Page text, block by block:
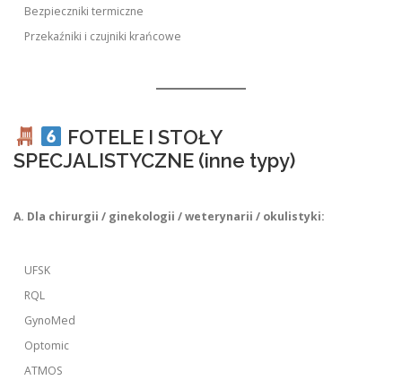
Bezpieczniki termiczne
Przekaźniki i czujniki krańcowe
FOTELE I STOŁY
SPECJALISTYCZNE (inne typy)
A. Dla chirurgii / ginekologii / weterynarii / okulistyki:
UFSK
RQL
GynoMed
Optomic
ATMOS